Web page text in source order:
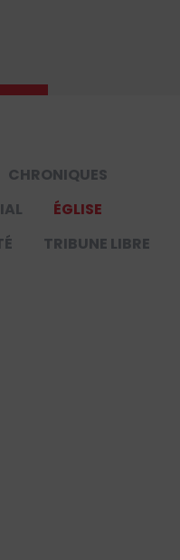
CHRONIQUES
ÉGLISE
TRIBUNE LIBRE